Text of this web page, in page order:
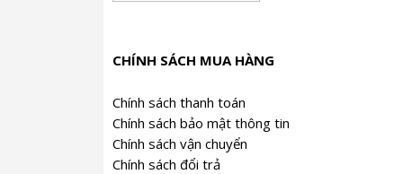
CHÍNH SÁCH MUA HÀNG
Chính sách thanh toán
Chính sách bảo mật thông tin
Chính sách vận chuyển
Chính sách đổi trả